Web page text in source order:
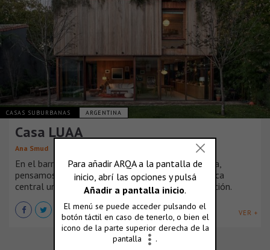
CASAS SUBURBANAS ARGENTINA
Casa LUAA
Ana Smud
En el barrio residencial de Vicente Lopez, Argentina,
pensamos una casa que tuviera como característica
central un vínculo fluido con el jardín y su vegetación.
VER +